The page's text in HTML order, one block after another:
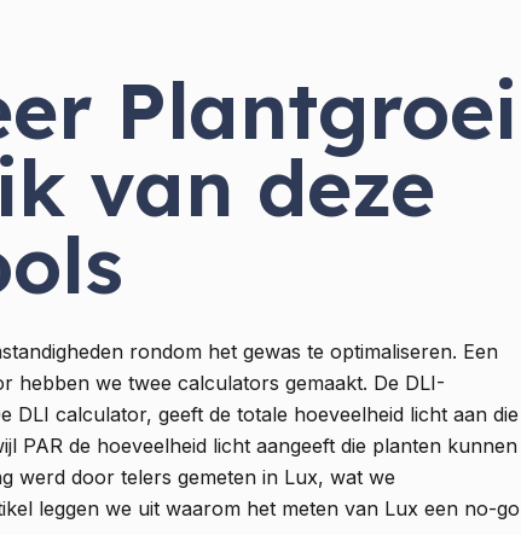
Plantgroei
van deze
rondom het gewas te optimaliseren. Een
hebben we twee calculators gemaakt. De DLI-
DLI calculator, geeft de totale hoeveelheid licht aan die
PAR de hoeveelheid licht aangeeft die planten kunnen
werd door telers gemeten in Lux, wat we
leggen we uit waarom het meten van Lux een no-go